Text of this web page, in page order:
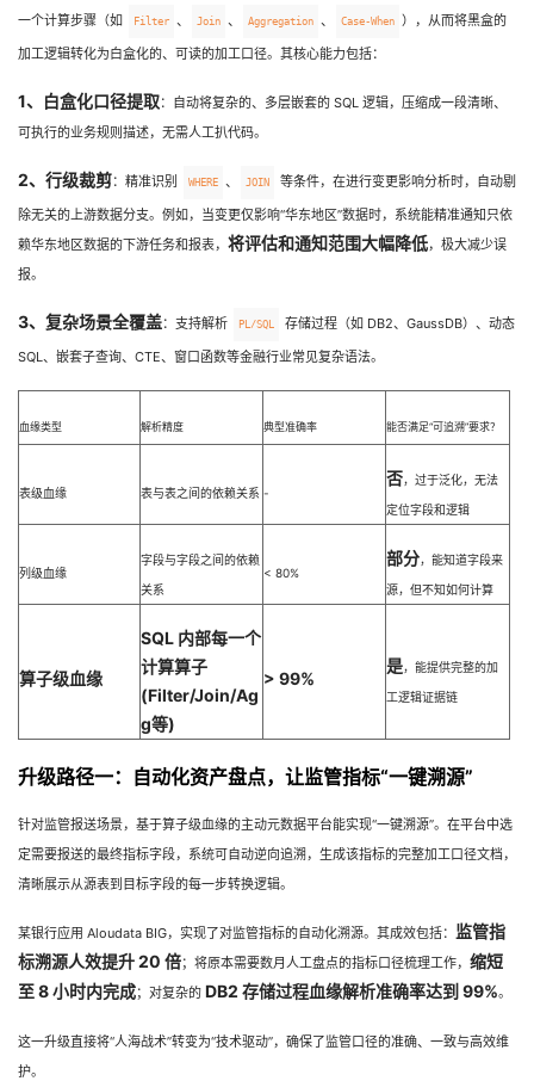
课
的
证
我
实
的
藏
技
术
持
的
云
建
一个计算步骤（如
Filter 、 Join 、 Aggregation 、 Case-When ），从而将黑盒的
加工逻辑转化为白盒化的、可读的加工口径。其核心能力包括：
1、白盒化口径提取：自动将复杂的、多层嵌套的 SQL 逻辑，压缩成一段清晰、
可执行的业务规则描述，无需人工扒代码。
2、行级裁剪：精准识别 WHERE 、 JOIN
等条件，在进行变更影响分析时，自动剔
除无关的上游数据分支。例如，当变更仅影响“华东地区”数据时，系统能精准通知只依
赖华东地区数据的下游任务和报表， 将评估和通知范围大幅降低，极大减少误
报。
3、复杂场景全覆盖：支持解析 PL/SQL
存储过程（如 DB2、GaussDB）、动态
SQL、嵌套子查询、CTE、窗口函数等金融行业常见复杂语法。
血缘类型 解析精度 典型准确率 能否满足“可追溯”要求？
表级血缘 表与表之间的依赖关系 -
否，过于泛化，无法
定位字段和逻辑
列级血缘
字段与字段之间的依赖
关系
< 80%
部分，能知道字段来
源，但不知如何计算
算子级血缘
SQL 内部每一个
计算算子
(Filter/Join/Ag
g等)
> 99%
是，能提供完整的加
工逻辑证据链
升级路径一：自动化资产盘点，让监管指标“一键溯源”
针对监管报送场景，基于算子级血缘的主动元数据平台能实现“一键溯源”。在平台中选
定需要报送的最终指标字段，系统可自动逆向追溯，生成该指标的完整加工口径文档，
清晰展示从源表到目标字段的每一步转换逻辑。
某银行应用 Aloudata BIG，实现了对监管指标的自动化溯源。其成效包括： 监管指
标溯源人效提升 20 倍；将原本需要数月人工盘点的指标口径梳理工作， 缩短
至 8 小时内完成；对复杂的 DB2 存储过程血缘解析准确率达到 99%。
这一升级直接将“人海战术”转变为“技术驱动”，确保了监管口径的准确、一致与高效维
护。